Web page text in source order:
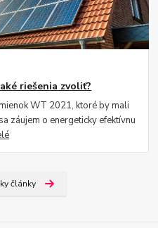
riešenia zvoliť?
WT 2021, ktoré by mali
záujem o energeticky efektívnu
články